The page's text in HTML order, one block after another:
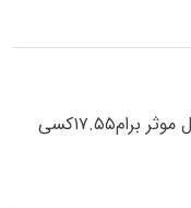
سلام من معدل کارشناسیم ۱۸.۶۴ولی معدل موثر برام۱۷.۵۵کسی